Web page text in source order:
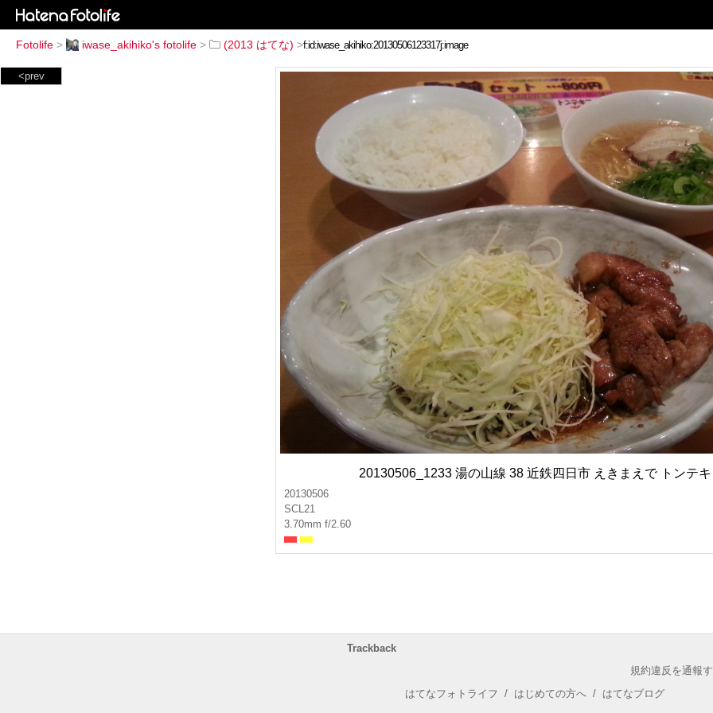
Fotolife > iwase_akihiko's fotolife > (2013 はてな) >
<prev
20130506_1233 湯の山線 38 近鉄四日市 えきまえで トンテキ
20130506
SCL21
3.70mm f/2.60
Trackback
規約違反を通報
はてなフォトライフ / はじめての方へ / はてなブログ